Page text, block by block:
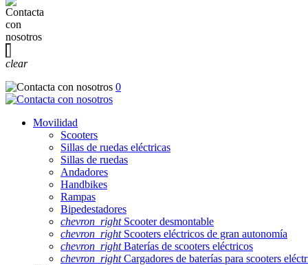
clear
0
Movilidad
Scooters
Sillas de ruedas eléctricas
Sillas de ruedas
Andadores
Handbikes
Rampas
Bipedestadores
chevron_rightScooter desmontable
chevron_rightScooters eléctricos de gran autonomía
chevron_rightBaterías de scooters eléctricos
chevron_rightCargadores de baterías para scooters